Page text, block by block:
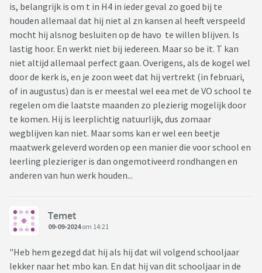
is, belangrijk is om t in H4 in ieder geval zo goed bij te
houden allemaal dat hij niet al zn kansen al heeft verspeeld
mocht hij alsnog besluiten op de havo te willen blijven. Is
lastig hoor. En werkt niet bij iedereen. Maar so be it. T kan
niet altijd allemaal perfect gaan. Overigens, als de kogel wel
door de kerk is, en je zoon weet dat hij vertrekt (in februari,
of in augustus) dan is er meestal wel eea met de VO school te
regelen om die laatste maanden zo plezierig mogelijk door
te komen. Hij is leerplichtig natuurlijk, dus zomaar
wegblijven kan niet. Maar soms kan er wel een beetje
maatwerk geleverd worden op een manier die voor school en
leerling plezieriger is dan ongemotiveerd rondhangen en
anderen van hun werk houden...
Temet
09-09-2024om 14:21
"Heb hem gezegd dat hij als hij dat wil volgend schooljaar
lekker naar het mbo kan. En dat hij van dit schooljaar in de